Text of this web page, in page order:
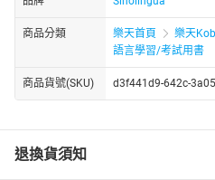
商品分類 樂天首頁 樂天
語言學習/考試用書
商品貨號(SKU) d3f441d9-642c-
退換貨須知